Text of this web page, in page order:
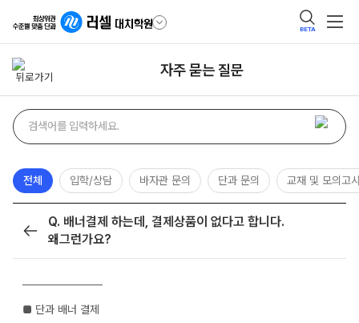
BETA
자주 묻는 질문
자주
묻는
검색
검색어
전체 입학/상담 바자관 문의 단과 문의 교재 및 모의고
목록
Q. 배너결제 하는데, 결제상품이 없다고 합니다.
왜그런가요?
──────────
■ 단과 배너 결제